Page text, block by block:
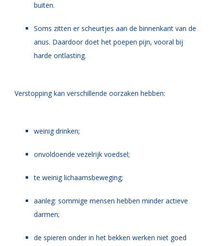
buiten.
Soms zitten er scheurtjes aan de binnenkant van de
anus. Daardoor doet het poepen pijn, vooral bij
harde ontlasting.
Verstopping kan verschillende oorzaken hebben:
weinig drinken;
onvoldoende vezelrijk voedsel;
te weinig lichaamsbeweging;
aanleg: sommige mensen hebben minder actieve
darmen;
de spieren onder in het bekken werken niet goed